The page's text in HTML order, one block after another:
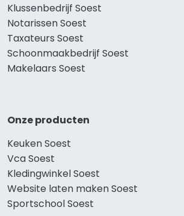
Klussenbedrijf Soest
Notarissen Soest
Taxateurs Soest
Schoonmaakbedrijf Soest
Makelaars Soest
Onze producten
Keuken Soest
Vca Soest
Kledingwinkel Soest
Website laten maken Soest
Sportschool Soest